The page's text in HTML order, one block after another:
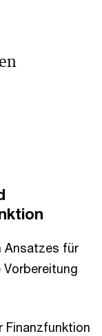
Ansatzes für
Finanzfunktion